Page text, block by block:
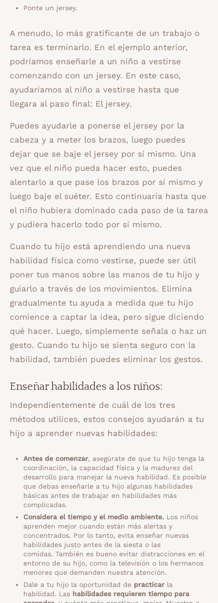
Ponte un jersey.
A menudo, lo más gratificante de un trabajo o
tarea es terminarlo. En el ejemplo anterior,
podríamos enseñarle a un niño a vestirse
comenzando con un jersey. En este caso,
ayudaríamos al niño a vestirse hasta que
llegara al paso final: El jersey.
Puedes ayudarle a ponerse el jersey por la
cabeza y a meter los brazos, luego puedes
dejar que se baje el jersey por sí mismo. Una
vez que el niño pueda hacer esto, puedes
alentarlo a que pase los brazos por sí mismo y
luego baje el suéter. Esto continuaría hasta que
el niño hubiera dominado cada paso de la tarea
y pudiera hacerlo todo por sí mismo.
Cuando tu hijo está aprendiendo una nueva
habilidad física como vestirse, puede ser útil
poner tus manos sobre las manos de tu hijo y
guiarlo a través de los movimientos. Elimina
gradualmente tu ayuda a medida que tu hijo
comience a captar la idea, pero sigue diciendo
qué hacer. Luego, simplemente señala o haz un
gesto. Cuando tu hijo se sienta seguro con la
habilidad, también puedes eliminar los gestos.
Enseñar habilidades a los niños:
Independientemente de cuál de los tres
métodos utilices, estos consejos ayudarán a tu
hijo a aprender nuevas habilidades:
Antes de comenzar, asegúrate de que tu hijo tenga la
coordinación, la capacidad física y la madurez del
desarrollo para manejar la nueva habilidad. Es posible
que debas enseñarle a tu hijo algunas habilidades
básicas antes de trabajar en habilidades más
complicadas.
Considera el tiempo y el medio ambiente. Los niños
aprenden mejor cuando están más alertas y
concentrados. Por lo tanto, evita enseñar nuevas
habilidades justo antes de la siesta o las
comidas. También es bueno evitar distracciones en el
entorno de su hijo, como la televisión o los hermanos
menores que demanden nuestra atención.
Dale a tu hijo la oportunidad de practicar la
habilidad. Las habilidades requieren tiempo para